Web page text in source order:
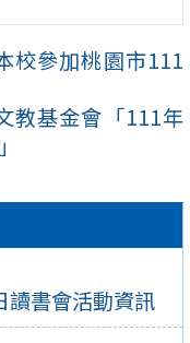
讀書會活動資訊
校參加桃園市111
教基金會「111年